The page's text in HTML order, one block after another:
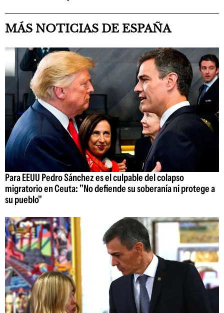
MÁS NOTICIAS DE ESPAÑA
Para EEUU Pedro Sánchez es el culpable del colapso
migratorio en Ceuta: "No defiende su soberanía ni protege a
su pueblo"